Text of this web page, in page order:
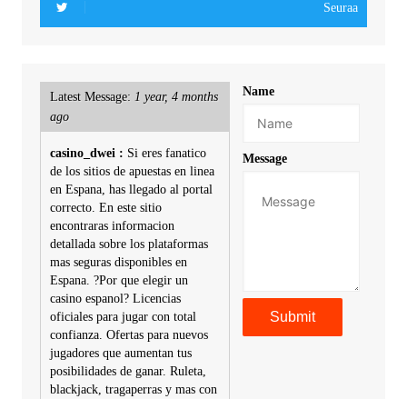
Seuraa
Latest Message: 1 year, 4 months
ago
casino_dwei : Si eres fanatico
de los sitios de apuestas en linea
en Espana, has llegado al portal
correcto. En este sitio
encontraras informacion
detallada sobre los plataformas
mas seguras disponibles en
Espana. ?Por que elegir un
casino espanol? Licencias
oficiales para jugar con total
confianza. Ofertas para nuevos
jugadores que aumentan tus
posibilidades de ganar. Ruleta,
blackjack, tragaperras y mas con
Name
Message